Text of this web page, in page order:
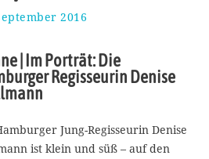
2016
F
e
u
a
| Im Porträt: Die
Regisseurin Denise
Jung-Regisseurin Denise
ist klein und süß – auf den